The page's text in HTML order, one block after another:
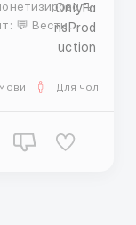
💬 Вести
встречи
на новый
Для чоловіків